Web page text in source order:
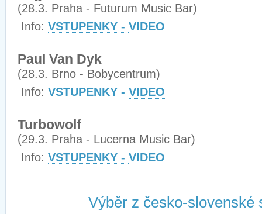
(28.3. Praha - Futurum Music Bar)
Info: VSTUPENKY - VIDEO
Paul Van Dyk
(28.3. Brno - Bobycentrum)
Info: VSTUPENKY - VIDEO
Turbowolf
(29.3. Praha - Lucerna Music Bar)
Info: VSTUPENKY - VIDEO
Výběr z česko-slovenské